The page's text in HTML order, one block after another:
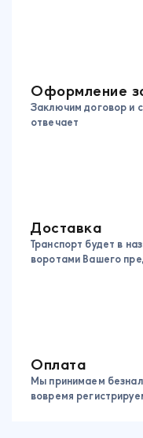
Оформление
Заключим договор и
отвечает
Доставка
Транспорт будет в
воротами Вашего
Оплата
Мы принимаем
вовремя